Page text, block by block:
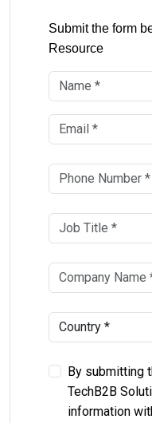
Submit the form
Resource
By submitting
TechB2B
information